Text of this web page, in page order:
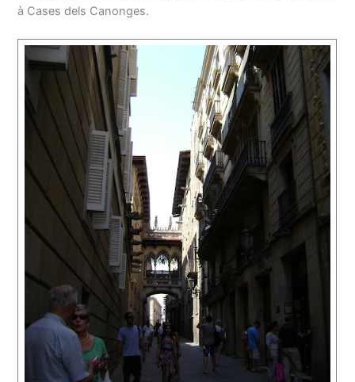
à Cases dels Canonges.